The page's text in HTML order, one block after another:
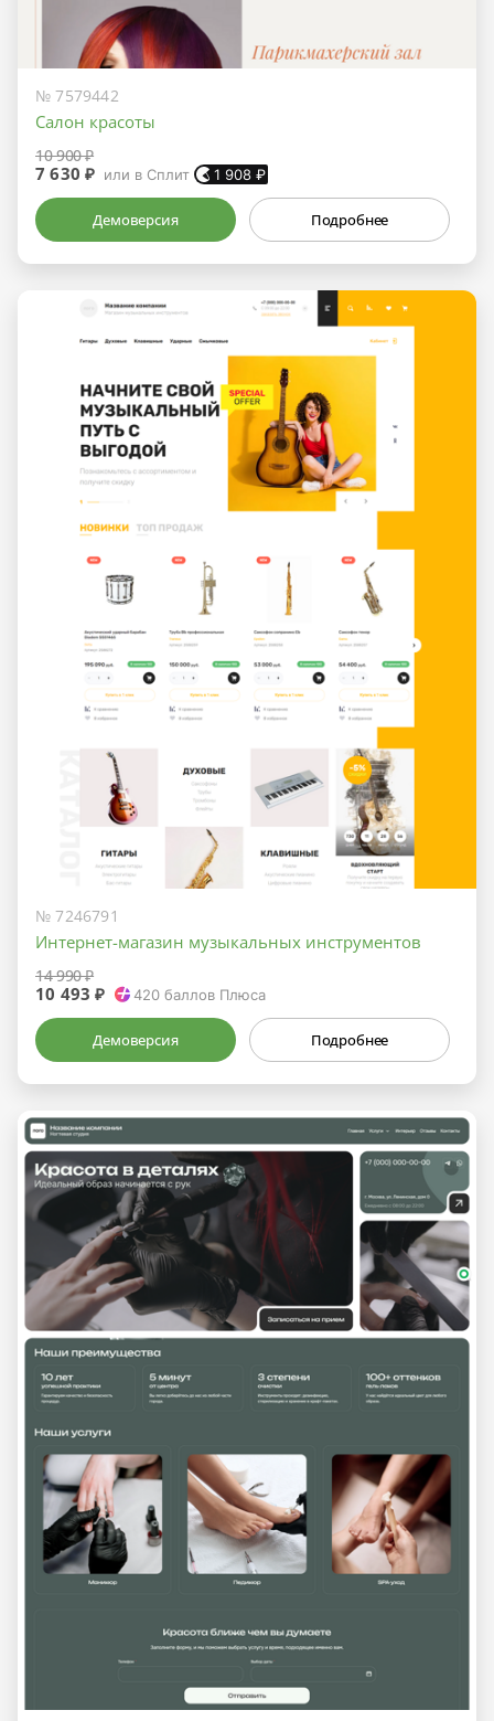
№ 7579442
Салон красоты
10 900 ₽
7 630 ₽ или в Сплит 1 908 ₽
Демоверсия Подробнее
№ 7246791
Интернет-магазин музыкальных инструментов
14 990 ₽
10 493 ₽ 420баллов Плюса
Демоверсия Подробнее